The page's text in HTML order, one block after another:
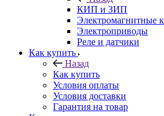
КИП и ЗИП
Электромагнитные
Электроприводы
Реле и датчики
Как купить
Назад
Как купить
Условия оплаты
Условия доставки
Гарантия на товар